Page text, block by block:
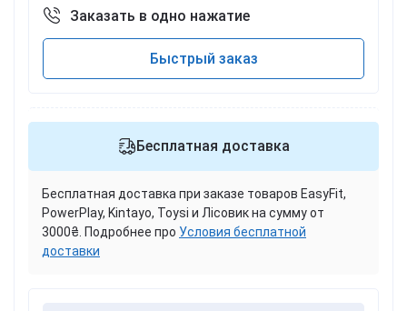
Заказать в одно нажатие
Быстрый заказ
Бесплатная доставка
Бесплатная доставка при заказе товаров EasyFit,
PowerPlay, Kintayo, Toysi и Лісовик на сумму от
3000₴. Подробнее про Условия бесплатной
доставки